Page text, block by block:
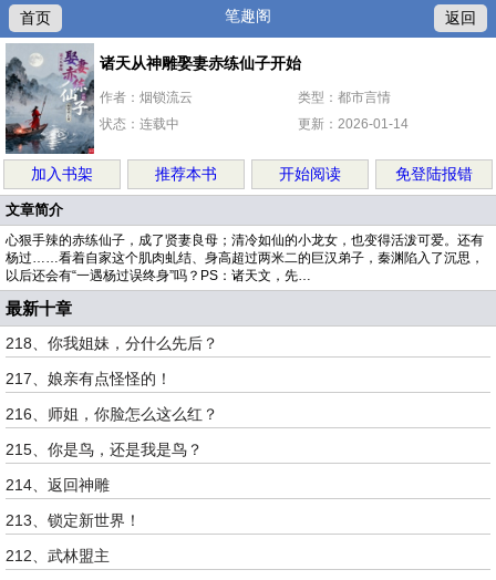
首页 笔趣阁 返回
诸天从神雕娶妻赤练仙子开始
作者：烟锁流云
类型：都市言情
状态：连载中
更新：2026-01-14
加入书架 推荐本书 开始阅读 免登陆报错
文章简介
心狠手辣的赤练仙子，成了贤妻良母；清冷如仙的小龙女，也变得活泼可爱。还有
杨过……看着自家这个肌肉虬结、身高超过两米二的巨汉弟子，秦渊陷入了沉思，
以后还会有“一遇杨过误终身”吗？PS：诸天文，先…
最新十章
218、你我姐妹，分什么先后？
217、娘亲有点怪怪的！
216、师姐，你脸怎么这么红？
215、你是鸟，还是我是鸟？
214、返回神雕
213、锁定新世界！
212、武林盟主